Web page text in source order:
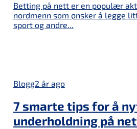
Betting på nett er en populær
nordmenn som ønsker å legge
sport og andre...
Blogg2 år ago
7 smarte tips for å
underholdning på